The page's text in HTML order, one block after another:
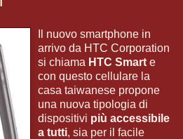
Il nuovo smartphone in
arrivo da HTC Corporation
si chiama HTC Smart e
con questo cellulare la
casa taiwanese propone
una nuova tipologia di
dispositivi più accessibile
a tutti, sia per il facile